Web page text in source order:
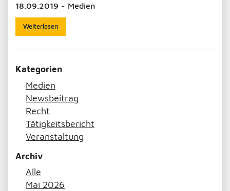
18.09.2019 - Medien
Weiterlesen
Kategorien
Medien
Newsbeitrag
Recht
Tätigkeitsbericht
Veranstaltung
Archiv
Alle
Mai 2026